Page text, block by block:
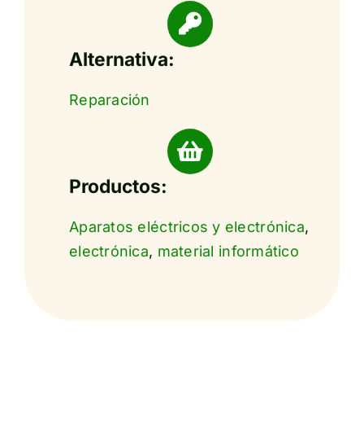
Alternativa:
Reparación
Productos:
Aparatos eléctricos y electrónica,
electrónica, material informático